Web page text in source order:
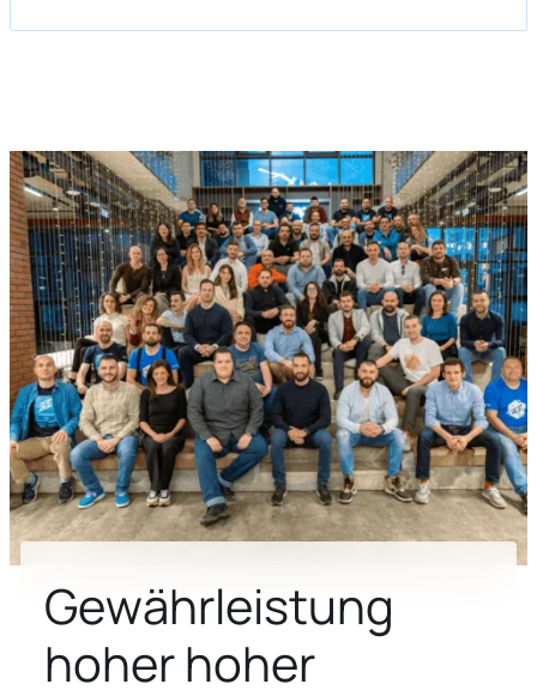
Gewährleistung
hoher hoher